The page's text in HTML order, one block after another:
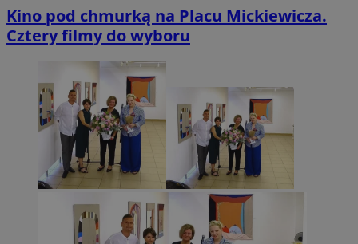
Kino pod chmurką na Placu Mickiewicza.
Cztery filmy do wyboru